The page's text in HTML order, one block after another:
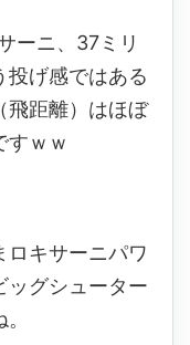
ーニ、37ミリ
投げ感ではある
飛距離）はほぼ
すｗｗ
ロキサーニパワ
ッグシューター